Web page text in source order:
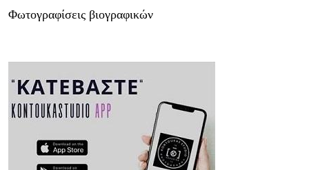
Φωτογραφίσεις βιογραφικών